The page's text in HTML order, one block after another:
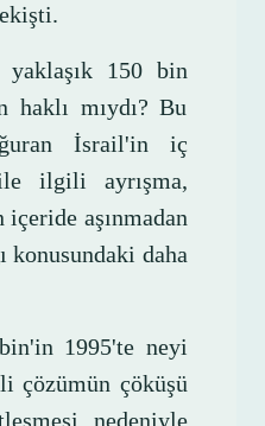
yaklaşık 150 bin
haklı mıydı? Bu
İsrail'in iç
ilgili ayrışma,
aşınmadan
konusundaki daha
1995'te neyi
çözümün çöküşü
nedeniyle